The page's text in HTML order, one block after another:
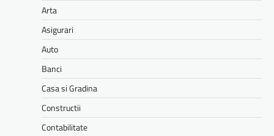
Arta
Asigurari
Auto
Banci
Casa si Gradina
Constructii
Contabilitate